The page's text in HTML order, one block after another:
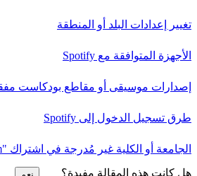
تغيير إعدادات البلد أو المنطقة
الأجهزة المتوافقة مع Spotify
إصدارات موسيقى أو مقاطع بودكاست
طرق تسجيل الدخول إلى Spotify
الجامعة أو الكلية غير مُدرجة في اشتراك "Premium للطلاب"
هل كانت هذه المقالة مفيدة؟